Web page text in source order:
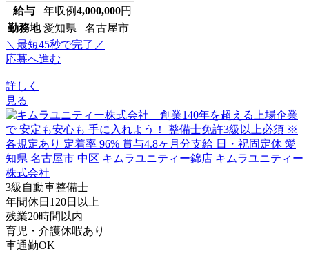
給与 年収例4,000,000円
勤務地 愛知県 名古屋市
＼最短45秒で完了／
応募へ進む
詳しく
見る
3級自動車整備士
年間休日120日以上
残業20時間以内
育児・介護休暇あり
車通勤OK